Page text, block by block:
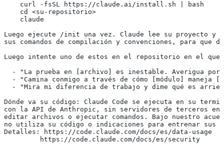
    curl -fsSL https://claude.ai/install.sh | bash
    cd <su-repositorio>
    claude
Luego ejecute /init una vez. Claude lee su proyecto y
sus comandos de compilación y convenciones, para
Luego intente uno de estos en el repositorio en el que
- "La prueba en [archivo] es inestable. Averigua por
- "Camina conmigo a través de cómo [módulo] maneja
- "Mira mi diferencia de trabajo y dime qué es
Dónde va su código: Claude Code se ejecuta en su
con la API de Anthropic, sin servidores de terceros en
editar archivos o ejecutar comandos. Bajo nuestro
no utiliza su código o indicaciones para entrenar sus
Detalles: https://code.claude.com/docs/es/data-usage
         https://code.claude.com/docs/es/security